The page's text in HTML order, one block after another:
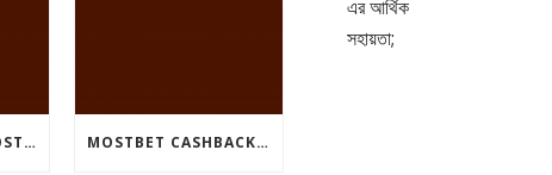
JAK APLIKACJA MOSTBET WSPIERA UŻYTKOWNIKÓW ANDROIDA? MOSTBET CASHBACK: HANGI OYUNLAR SIZI DAHA ÇOX QAZANA BILƏR?